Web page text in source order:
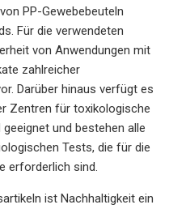
PP-Gewebebeuteln
Für die verwendeten
von Anwendungen mit
zahlreicher
Darüber hinaus verfügt es
Zentren für toxikologische
und bestehen alle
Tests, die für die
erforderlich sind.
ist Nachhaltigkeit ein